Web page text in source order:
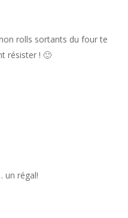
rolls sortants du four te
résister ! 🙂
un régal!